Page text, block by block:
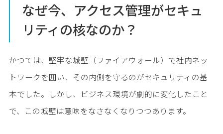
なぜ今、アクセス管理がセキュ
リティの核なのか？
かつては、堅牢な城壁（ファイアウォール）で社内ネッ
トワークを囲い、その内側を守るのがセキュリティの基
本でした。しかし、ビジネス環境が劇的に変化したこと
で、この城壁は意味をなさなくなりつつあります。